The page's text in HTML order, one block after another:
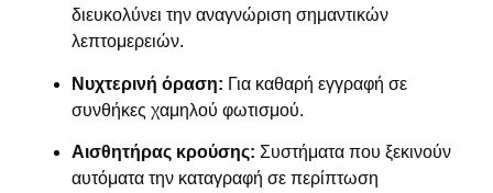
διευκολύνει την αναγνώριση σημαντικών
λεπτομερειών.
Νυχτερινή όραση: Για καθαρή εγγραφή σε
συνθήκες χαμηλού φωτισμού.
Αισθητήρας κρούσης: Συστήματα που ξεκινούν
αυτόματα την καταγραφή σε περίπτωση